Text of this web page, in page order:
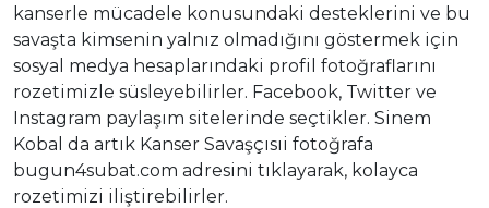
kanserle mücadele konusundaki desteklerini ve bu
savaşta kimsenin yalnız olmadığını göstermek için
sosyal medya hesaplarındaki profil fotoğraflarını
rozetimizle süsleyebilirler. Facebook, Twitter ve
Instagram paylaşım sitelerinde seçtikler. Sinem
Kobal da artık Kanser Savaşçısıi fotoğrafa
bugun4subat.com adresini tıklayarak, kolayca
rozetimizi iliştirebilirler.